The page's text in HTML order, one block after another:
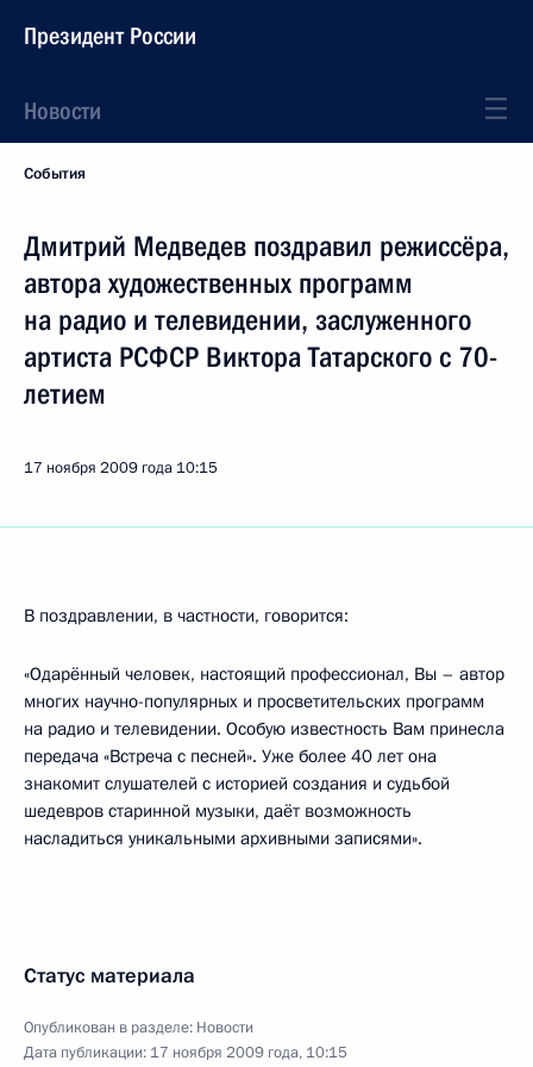
Президент России
Новости
События
Дмитрий Медведев поздравил режиссёра,
автора художественных программ
на радио и телевидении, заслуженного
артиста РСФСР Виктора Татарского с 70-
летием
17 ноября 2009 года 10:15
В поздравлении, в частности, говорится:
«Одарённый человек, настоящий профессионал, Вы – автор
многих научно-популярных и просветительских программ
на радио и телевидении. Особую известность Вам принесла
передача «Встреча с песней». Уже более 40 лет она
знакомит слушателей с историей создания и судьбой
шедевров старинной музыки, даёт возможность
насладиться уникальными архивными записями».
Статус материала
Опубликован в разделе: Новости
Дата публикации: 17 ноября 2009 года, 10:15